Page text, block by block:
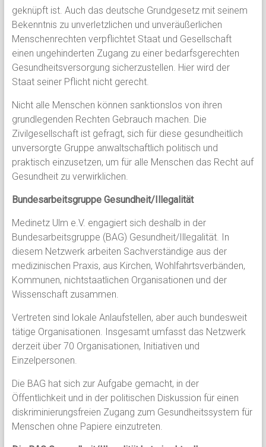
geknüpft ist. Auch das deutsche Grundgesetz mit seinem
Bekenntnis zu unverletzlichen und unveräußerlichen
Menschenrechten verpflichtet Staat und Gesellschaft
einen ungehinderten Zugang zu einer bedarfsgerechten
Gesundheitsversorgung sicherzustellen. Hier wird der
Staat seiner Pflicht nicht gerecht.
Nicht alle Menschen können sanktionslos von ihren
grundlegenden Rechten Gebrauch machen. Die
Zivilgesellschaft ist gefragt, sich für diese gesundheitlich
unversorgte Gruppe anwaltschaftlich politisch und
praktisch einzusetzen, um für alle Menschen das Recht auf
Gesundheit zu verwirklichen.
Bundesarbeitsgruppe Gesundheit/Illegalität
Medinetz Ulm e.V. engagiert sich deshalb in der
Bundesarbeitsgruppe (BAG) Gesundheit/Illegalität. In
diesem Netzwerk arbeiten Sachverständige aus der
medizinischen Praxis, aus Kirchen, Wohlfahrtsverbänden,
Kommunen, nichtstaatlichen Organisationen und der
Wissenschaft zusammen.
Vertreten sind lokale Anlaufstellen, aber auch bundesweit
tätige Organisationen. Insgesamt umfasst das Netzwerk
derzeit über 70 Organisationen, Initiativen und
Einzelpersonen.
Die BAG hat sich zur Aufgabe gemacht, in der
Öffentlichkeit und in der politischen Diskussion für einen
diskriminierungsfreien Zugang zum Gesundheitssystem für
Menschen ohne Papiere einzutreten.